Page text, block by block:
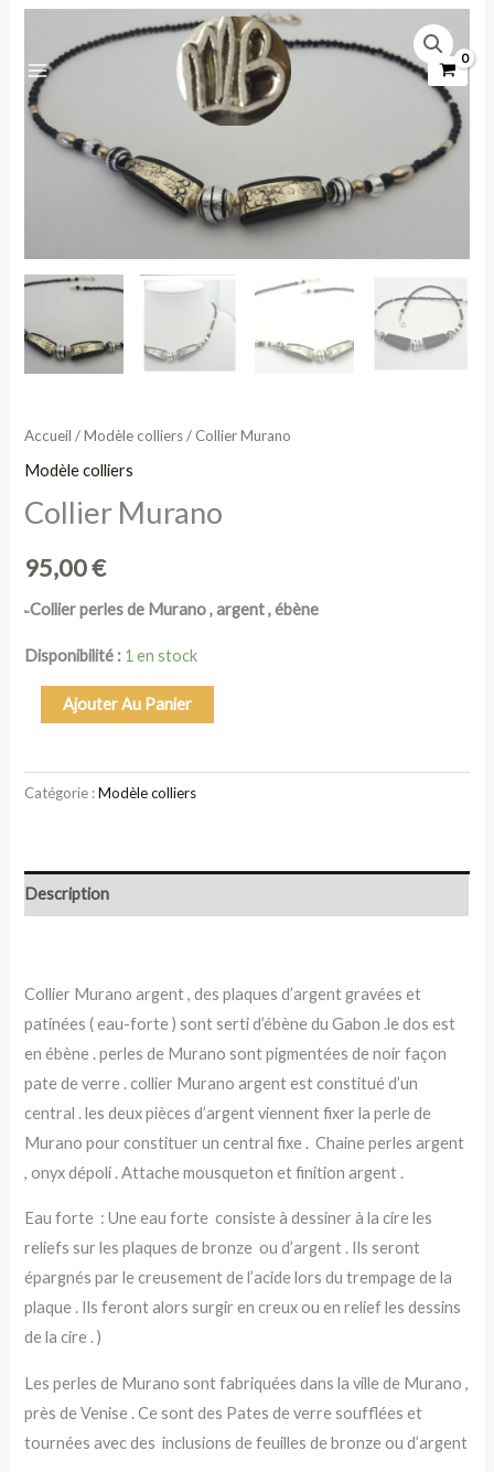
Aller
contenu
Accueil /Modèle colliers/ Collier Murano
Modèle colliers
Collier Murano
95,00€
Collier perles de Murano , argent , ébène
Disponibilité : 1 en stock
Collier
Murano
Ajouter Au Panier
Catégorie :Modèle colliers
Description
Collier Murano argent , des plaques d’argent gravées et
patinées ( eau-forte ) sont serti d’ébène du Gabon .le dos est
en ébène . perles de Murano sont pigmentées de noir façon
pate de verre . collier Murano argent est constitué d’un
central . les deux pièces d’argent viennent fixer la perle de
Murano pour constituer un central fixe . Chaine perles argent
, onyx dépoli . Attache mousqueton et finition argent .
Eau forte : Une eau forte consiste à dessiner à la cire les
reliefs sur les plaques de bronze ou d’argent . Ils seront
épargnés par le creusement de l’acide lors du trempage de la
plaque . Ils feront alors surgir en creux ou en relief les dessins
de la cire . )
Les perles de Murano sont fabriquées dans la ville de Murano ,
près de Venise . Ce sont des Pates de verre soufflées et
tournées avec des inclusions de feuilles de bronze ou d’argent